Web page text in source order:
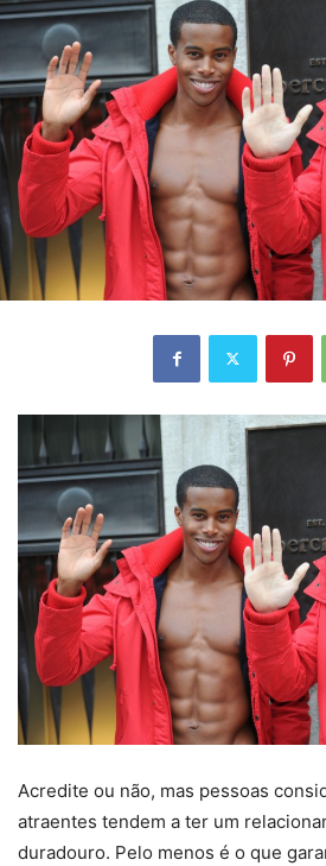
Acredite ou não, mas pessoas
atraentes tendem a ter um
duradouro. Pelo menos é o que